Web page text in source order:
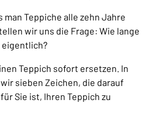
man Teppiche alle zehn Jahre
wir uns die Frage: Wie lange
eigentlich?
Teppich sofort ersetzen. In
sieben Zeichen, die darauf
Sie ist, Ihren Teppich zu